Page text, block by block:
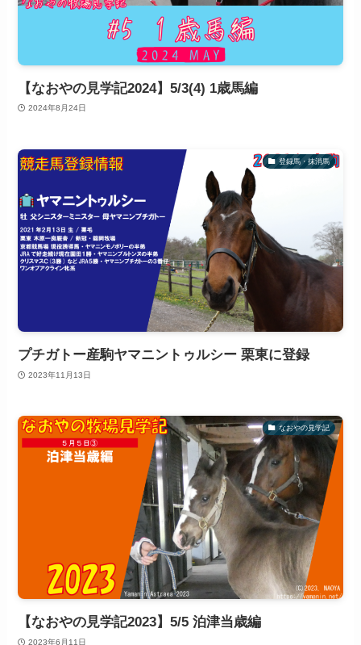
【なおやの見学記2024】5/3(4) 1歳馬編
2024年8月24日
登録馬・抹消馬
プチガトー産駒ヤマニントゥルシー 栗東に登録
2023年11月13日
なおやの見学記
【なおやの見学記2023】5/5 泊津当歳編
2023年6月11日